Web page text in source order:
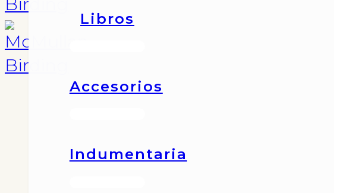
Libros
Accesorios
Indumentaria